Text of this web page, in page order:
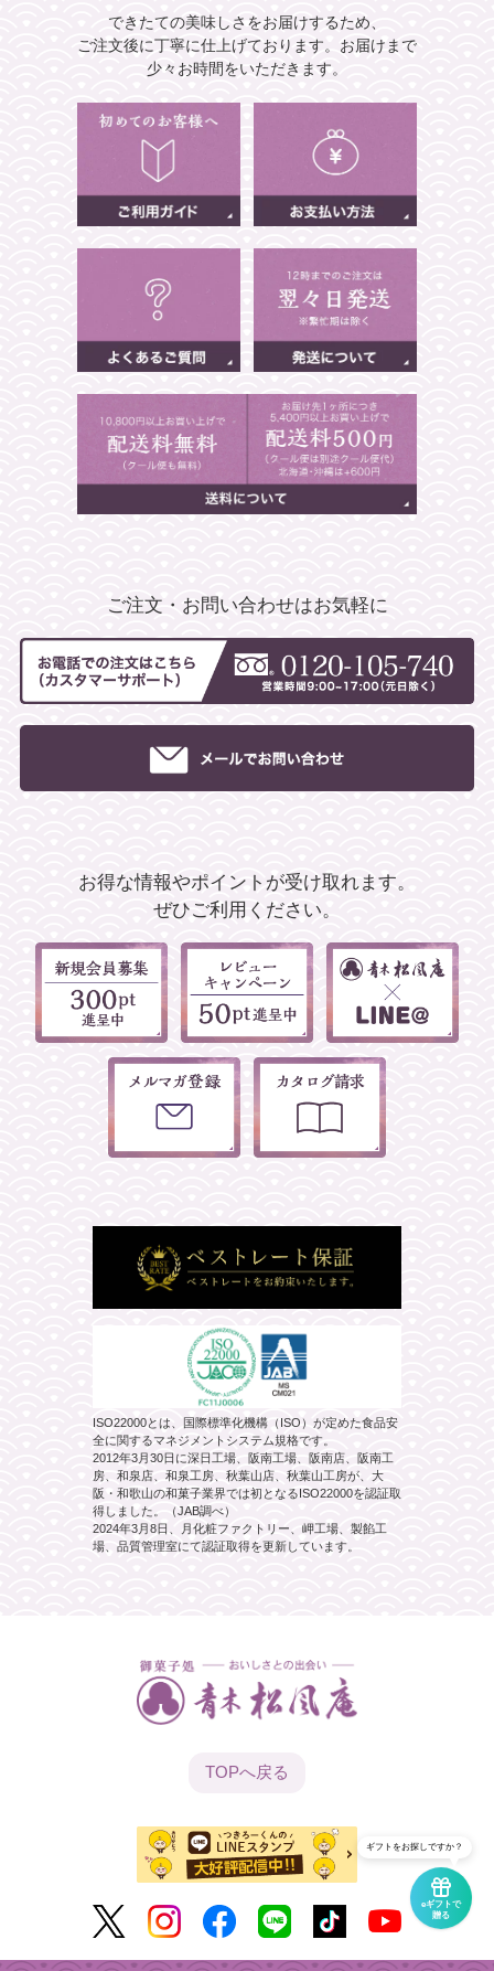
できたての美味しさをお届けするため、
ご注文後に丁寧に仕上げております。 お届けまで
少々お時間をいただきます。
ご注文・お問い合わせはお気軽に
お得な情報やポイントが受け取れます。
ぜひご利用ください。
ISO22000とは、国際標準化機構（ISO）が定めた食品安
全に関するマネジメントシステム規格です。
2012年3月30日に深日工場、阪南工場、阪南店、阪南工
房、和泉店、和泉工房、秋葉山店、秋葉山工房が、大
阪・和歌山の和菓子業界では初となるISO22000を認証取
得しました。（JAB調べ）
2024年3月8日、月化粧ファクトリー、岬工場、製餡工
場、品質管理室にて認証取得を更新しています。
TOPへ戻る
eギフトで
贈る
ギフトをお探しですか？